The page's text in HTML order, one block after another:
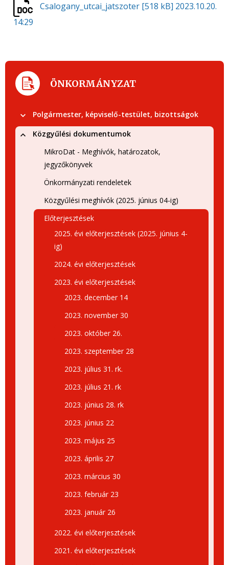
Csalogany_utcai_jatszoter [518 kB] 2023.10.20.
14:29
ÖNKORMÁNYZAT
Polgármester, képviselő-testület, bizottságok
Közgyűlési dokumentumok
MikroDat - Meghívók, határozatok,
jegyzőkönyvek
Önkormányzati rendeletek
Közgyűlési meghívók (2025. június 04-ig)
Előterjesztések
2025. évi előterjesztések (2025. június 4-
ig)
2024. évi előterjesztések
2023. évi előterjesztések
2023. december 14
2023. november 30
2023. október 26.
2023. szeptember 28
2023. július 31. rk.
2023. július 21. rk
2023. június 28. rk
2023. június 22
2023. május 25
2023. április 27
2023. március 30
2023. február 23
2023. január 26
2022. évi előterjesztések
2021. évi előterjesztések